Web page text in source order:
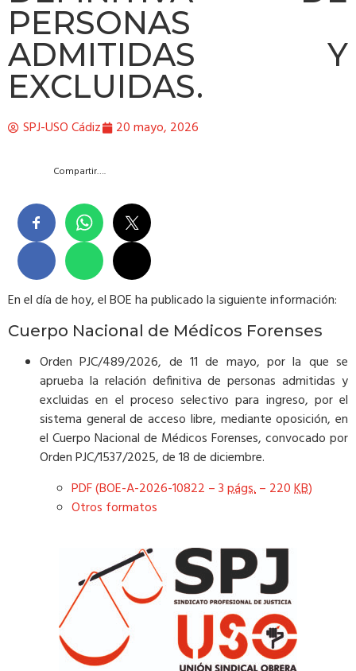
PERSONAS
ADMITIDAS Y
EXCLUIDAS.
SPJ-USO Cádiz 20 mayo, 2026
Compartir….
En el día de hoy, el BOE ha publicado la siguiente información:
Cuerpo Nacional de Médicos Forenses
Orden PJC/489/2026, de 11 de mayo, por la que se
aprueba la relación definitiva de personas admitidas y
excluidas en el proceso selectivo para ingreso, por el
sistema general de acceso libre, mediante oposición, en
el Cuerpo Nacional de Médicos Forenses, convocado por
Orden PJC/1537/2025, de 18 de diciembre.
PDF (BOE-A-2026-10822 – 3págs.– 220KB)
Otros formatos